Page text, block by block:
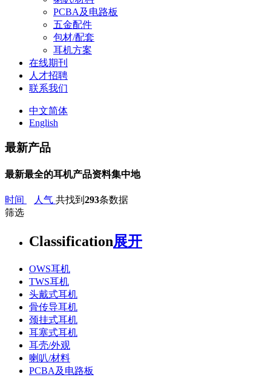
PCBA及电路板
五金配件
包材/配套
耳机方案
在线期刊
人才招聘
联系我们
中文简体
English
最新产品
最新最全的耳机产品资料集中地
时间 人气 共找到 293条数据
筛选
Classification展开
OWS耳机
TWS耳机
头戴式耳机
骨传导耳机
颈挂式耳机
耳塞式耳机
耳壳/外观
喇叭/材料
PCBA及电路板